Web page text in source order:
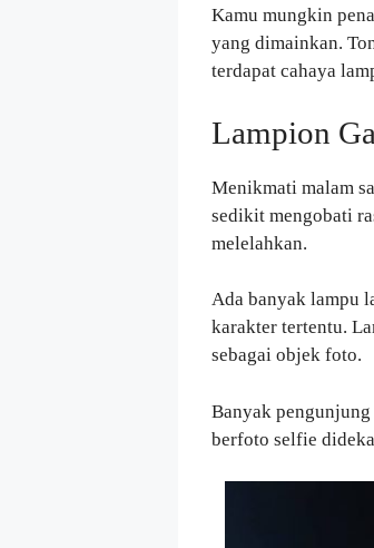
Kamu mungkin
yang dimainkan.
terdapat cahaya
Lampion
Menikmati malam
sedikit mengobati
melelahkan.
Ada banyak lampu
karakter tertentu.
sebagai objek foto.
Banyak
berfoto selfie